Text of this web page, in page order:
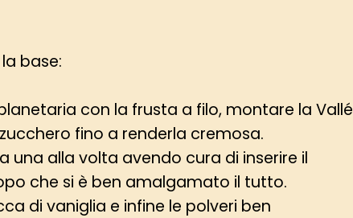
base:
con la frusta a filo, montare la Vallé
fino a renderla cremosa.
una alla volta avendo cura di inserire il
che si è ben amalgamato il tutto.
di vaniglia e infine le polveri ben